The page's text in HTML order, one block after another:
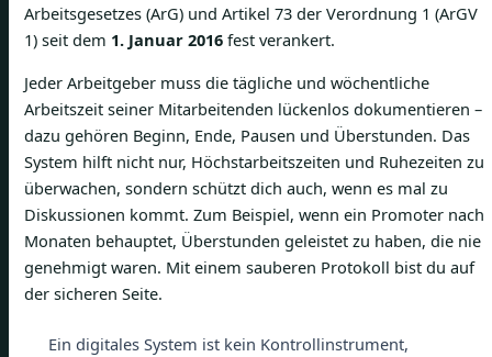
Arbeitsgesetzes (ArG) und Artikel 73 der Verordnung 1 (ArGV
1) seit dem 1. Januar 2016 fest verankert.
Jeder Arbeitgeber muss die tägliche und wöchentliche
Arbeitszeit seiner Mitarbeitenden lückenlos dokumentieren –
dazu gehören Beginn, Ende, Pausen und Überstunden. Das
System hilft nicht nur, Höchstarbeitszeiten und Ruhezeiten zu
überwachen, sondern schützt dich auch, wenn es mal zu
Diskussionen kommt. Zum Beispiel, wenn ein Promoter nach
Monaten behauptet, Überstunden geleistet zu haben, die nie
genehmigt waren. Mit einem sauberen Protokoll bist du auf
der sicheren Seite.
Ein digitales System ist kein Kontrollinstrument,